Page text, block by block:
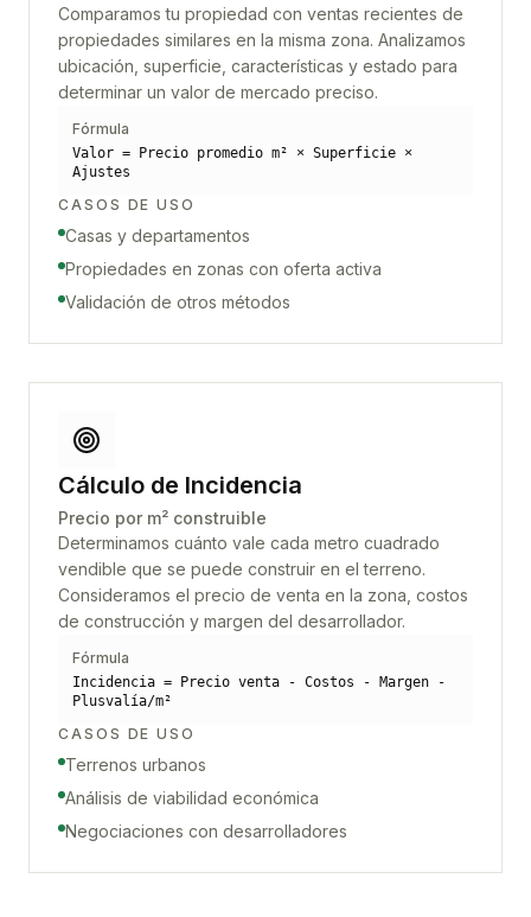
Comparamos tu propiedad con ventas recientes de
propiedades similares en la misma zona. Analizamos
ubicación, superficie, características y estado para
determinar un valor de mercado preciso.
Fórmula
Valor = Precio promedio m² × Superficie ×
Ajustes
CASOS DE USO
Casas y departamentos
Propiedades en zonas con oferta activa
Validación de otros métodos
Cálculo de Incidencia
Precio por m² construible
Determinamos cuánto vale cada metro cuadrado
vendible que se puede construir en el terreno.
Consideramos el precio de venta en la zona, costos
de construcción y margen del desarrollador.
Fórmula
Incidencia = Precio venta - Costos - Margen -
Plusvalía/m²
CASOS DE USO
Terrenos urbanos
Análisis de viabilidad económica
Negociaciones con desarrolladores